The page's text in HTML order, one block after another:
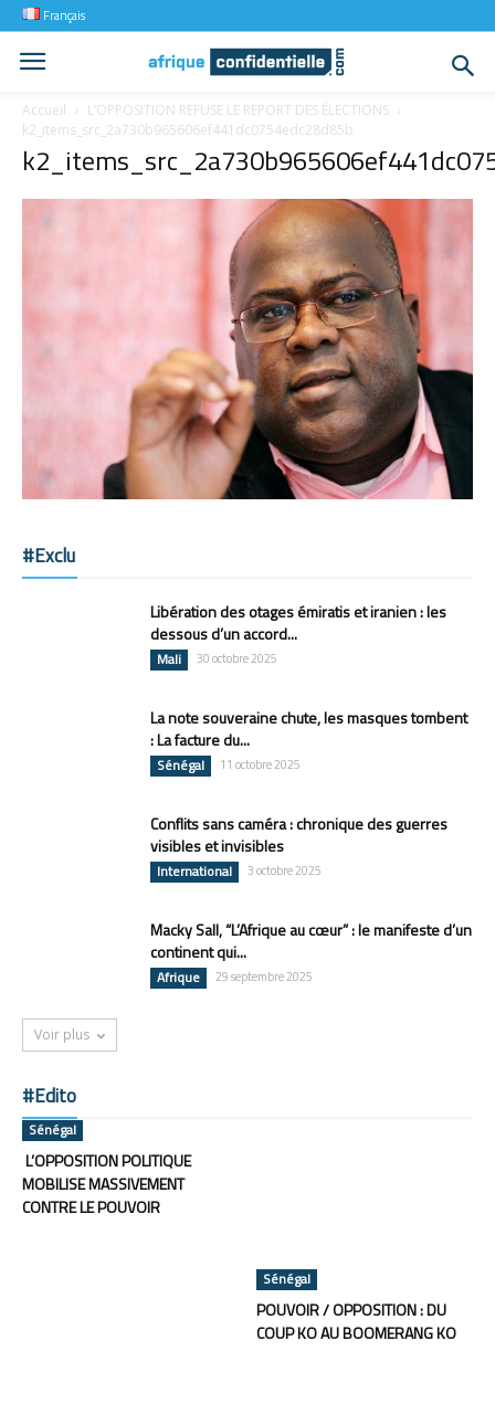
Français
Accueil
L’OPPOSITION REFUSE LE REPORT DES ÉLECTIONS
k2_items_src_2a730b965606ef441dc0754edc28d85b
#Exclu
Libération des otages émiratis et iranien : les
dessous d’un accord...
Mali 30 octobre 2025
La note souveraine chute, les masques tombent
: La facture du...
Sénégal 11 octobre 2025
Conflits sans caméra : chronique des guerres
visibles et invisibles
International 3 octobre 2025
Macky Sall, “L’Afrique au cœur” : le manifeste d’un
continent qui...
Afrique 29 septembre 2025
Voir plus
#Edito
Sénégal
L’OPPOSITION POLITIQUE
MOBILISE MASSIVEMENT
CONTRE LE POUVOIR
Sénégal
POUVOIR / OPPOSITION : DU
COUP KO AU BOOMERANG KO